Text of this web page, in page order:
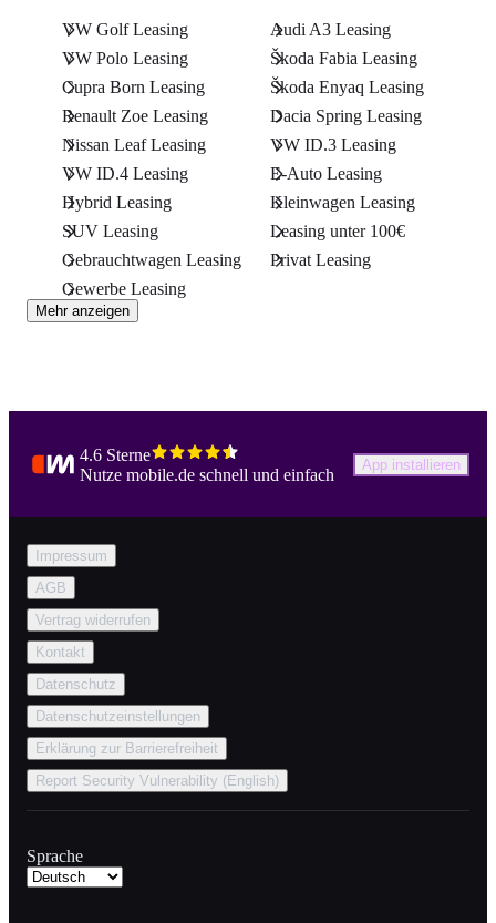
VW Golf Leasing
Audi A3 Leasing
VW Polo Leasing
Škoda Fabia Leasing
Cupra Born Leasing
Škoda Enyaq Leasing
Renault Zoe Leasing
Dacia Spring Leasing
Nissan Leaf Leasing
VW ID.3 Leasing
VW ID.4 Leasing
E-Auto Leasing
Hybrid Leasing
Kleinwagen Leasing
SUV Leasing
Leasing unter 100€
Gebrauchtwagen Leasing
Privat Leasing
Gewerbe Leasing
Mehr anzeigen
4.6 Sterne
Nutze mobile.de schnell und einfach
App installieren
Impressum
AGB
Vertrag widerrufen
Kontakt
Datenschutz
Datenschutzeinstellungen
Erklärung zur Barrierefreiheit
Report Security Vulnerability (English)
Sprache